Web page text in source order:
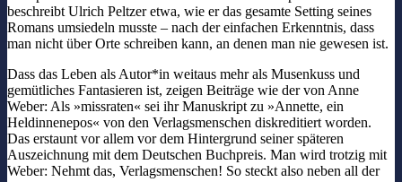
beschreibt Ulrich Peltzer etwa, wie er das gesamte Setting seines
Romans umsiedeln musste – nach der einfachen Erkenntnis, dass
man nicht über Orte schreiben kann, an denen man nie gewesen ist.
Dass das Leben als Autor*in weitaus mehr als Musenkuss und
gemütliches Fantasieren ist, zeigen Beiträge wie der von Anne
Weber: Als »missraten« sei ihr Manuskript zu »Annette, ein
Heldinnenepos« von den Verlagsmenschen diskreditiert worden.
Das erstaunt vor allem vor dem Hintergrund seiner späteren
Auszeichnung mit dem Deutschen Buchpreis. Man wird trotzig mit
Weber: Nehmt das, Verlagsmenschen! So steckt also neben all der